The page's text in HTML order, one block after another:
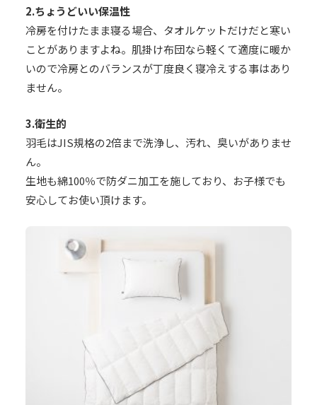
2.ちょうどいい保温性
冷房を付けたまま寝る場合、タオルケットだけだと寒い
ことがありますよね。肌掛け布団なら軽くて適度に暖か
いので冷房とのバランスが丁度良く寝冷えする事はあり
ません。
3.衛生的
羽毛はJIS規格の2倍まで洗浄し、汚れ、臭いがありませ
ん。
生地も綿100％で防ダニ加工を施しており、お子様でも
安心してお使い頂けます。